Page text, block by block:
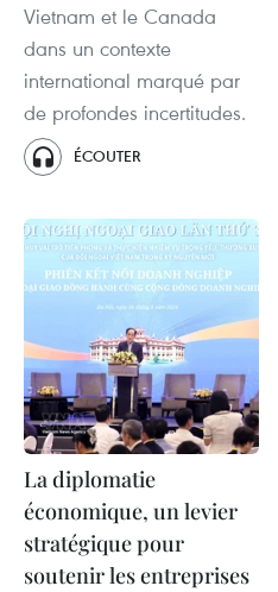
Vietnam et le Canada
dans un contexte
international marqué par
de profondes incertitudes.
ÉCOUTER
La diplomatie
économique, un levier
stratégique pour
soutenir les entreprises